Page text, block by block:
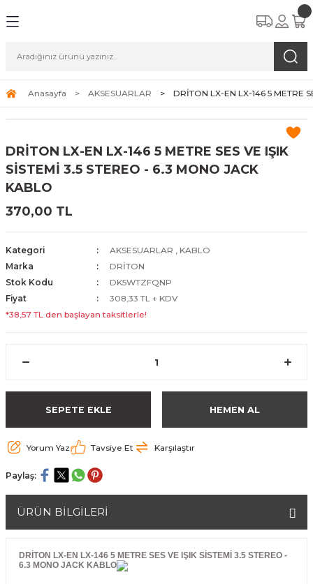
Anasayfa AKSESUARLAR DRİTON LX-EN LX-146 5 METRE
DRİTON LX-EN LX-146 5 METRE SES VE IŞIK
SİSTEMİ 3.5 STEREO - 6.3 MONO JACK
KABLO
370,00 TL
Kategori AKSESUARLAR , KABLO
Marka
DRİTON
Stok Kodu
DK5WTZFQNP
Fiyat
308,33 TL + KDV
*38,57 TL den başlayan taksitlerle!
SEPETE EKLE HEMEN AL
Yorum Yaz Tavsiye Et Karşılaştır
Paylaş:
ÜRÜN BİLGİLERİ
DRİTON LX-EN LX-146 5 METRE SES VE IŞIK SİSTEMİ 3.5 STEREO -
6.3 MONO JACK KABLO